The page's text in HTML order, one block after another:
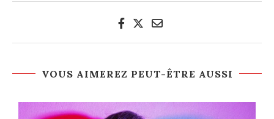
VOUS AIMEREZ PEUT-ÊTRE AUSSI